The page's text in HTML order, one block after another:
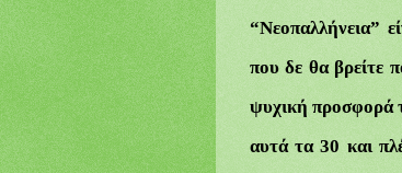
“Νεοπαλλήνεια”
που δε θα βρείτε
ψυχική προσφορά
αυτά τα 30 και